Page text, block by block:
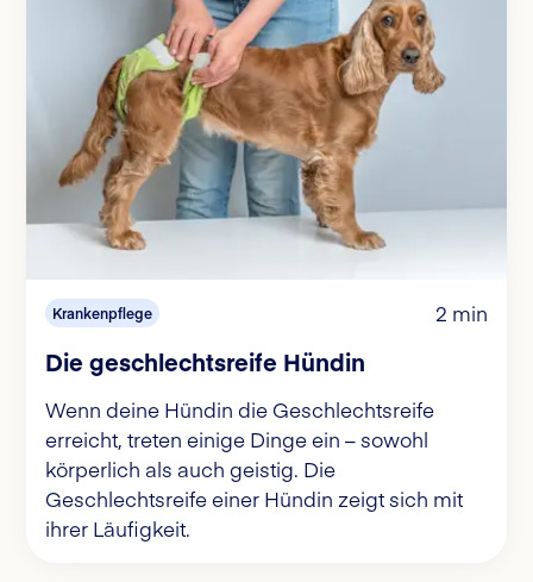
Krankenpflege 2 min
Die geschlechtsreife Hündin
Wenn deine Hündin die Geschlechtsreife
erreicht, treten einige Dinge ein – sowohl
körperlich als auch geistig. Die
Geschlechtsreife einer Hündin zeigt sich mit
ihrer Läufigkeit.